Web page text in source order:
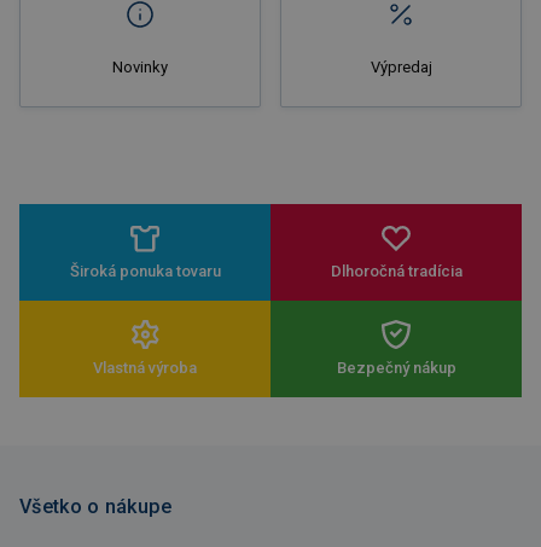
Novinky Výpredaj
Široká ponuka tovaru Dlhoročná tradícia
Vlastná výroba Bezpečný nákup
Všetko o nákupe